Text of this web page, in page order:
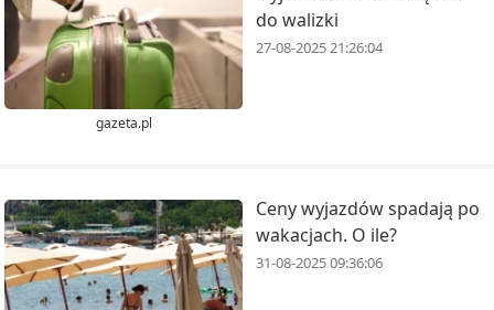
gazeta.pl
do walizki
27-08-2025 21:26:04
Ceny wyjazdów spadają po
wakacjach. O ile?
31-08-2025 09:36:06